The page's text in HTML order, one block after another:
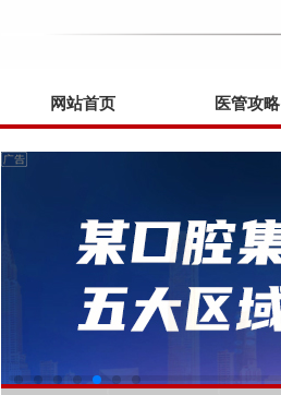
网站首页 医管攻略